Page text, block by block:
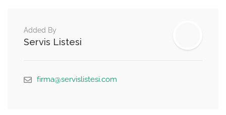
Added By
Servis Listesi
firma@servislistesi.com